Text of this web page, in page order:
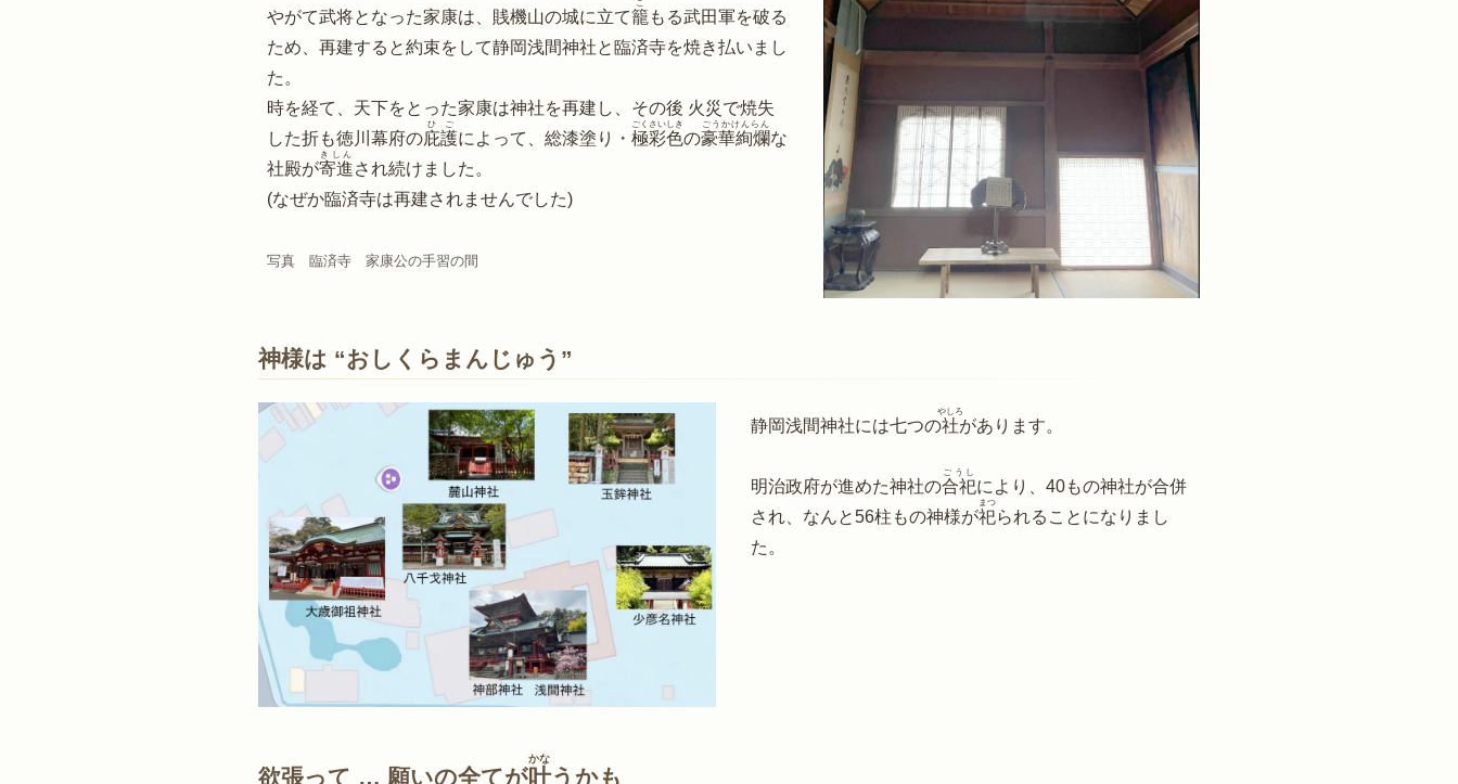
やがて武将となった家康は、賎機山の城に立て籠
こ
もる武田軍を破る
ため、再建すると約束をして静岡浅間神社と臨済寺を焼き払いまし
た。
時を経て、天下をとった家康は神社を再建し、その後 火災で焼失
した折も徳川幕府の庇護
ひご
によって、総漆塗り・ 極彩色
ごくさいしき
の豪華絢爛
ごうかけんらん
な
社殿が寄進
きしん
され続けました。
(なぜか臨済寺は再建されませんでした)
写真　臨済寺　家康公の手習の間
神様は “おしくらまんじゅう”
静岡浅間神社には七つの社
やしろ
があります。
明治政府が進めた神社の合祀
ごうし
により、40もの神社が合併
され、なんと56柱もの神様が祀
まつ
られることになりまし
た。
欲張って … 願いの全てが叶
かな
うかも